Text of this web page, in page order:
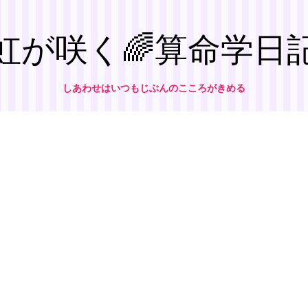
が咲く🌈算命学日
しあわせはいつもじぶんのこころがきめる